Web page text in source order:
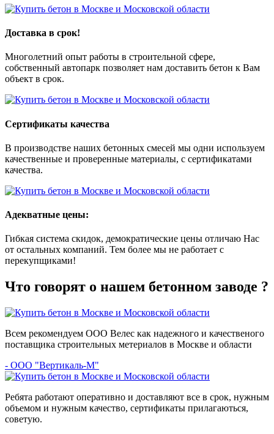
Доставка в срок!
Многолетний опыт работы в строительной сфере,
собственный автопарк позволяет нам доставить бетон к Вам
объект в срок.
Сертификаты качества
В производстве наших бетонных смесей мы одни используем
качественные и проверенные материалы, с сертификатами
качества.
Адекватные цены:
Гибкая система скидок, демократические цены отличаю Нас
от остальных компаний. Тем более мы не работает с
перекупщиками!
Что говорят о нашем бетонном заводе ?
Всем рекомендуем ООО Велес как надежного и качественого
поставщика строительных метериалов в Москве и области
- ООО "Вертикаль-М"
Ребята работают оперативно и доставляют все в срок, нужным
объемом и нужным качество, сертификаты прилагаються,
советую.